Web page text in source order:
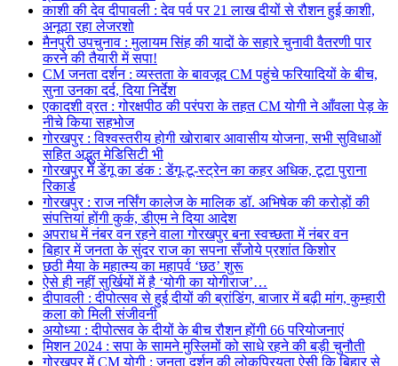
काशी की देव दीपावली : देव पर्व पर 21 लाख दीयों से रौशन हुई काशी,
अनूठा रहा लेजरशो
मैनपुरी उपचुनाव : मुलायम सिंह की यादों के सहारे चुनावी वैतरणी पार
करने की तैयारी में सपा!
CM जनता दर्शन : व्यस्तता के बावजूद CM पहुंचे फरियादियों के बीच,
सुना उनका दर्द, दिया निर्देश
एकादशी व्रत : गोरक्षपीठ की परंपरा के तहत CM योगी ने आँवला पेड़ के
नीचे किया सहभोज
गोरखपुर : विश्वस्तरीय होगी खोराबार आवासीय योजना, सभी सुविधाओं
सहित अद्भुत मेडिसिटी भी
गोरखपुर में डेंगू का डंक : डेंगू-टू-स्ट्रेन का कहर अधिक, टूटा पुराना
रिकार्ड
गोरखपुर : राज नर्सिंग कालेज के मालिक डॉ. अभिषेक की करोड़ों की
संपत्तियां होंगी कुर्क, डीएम ने दिया आदेश
अपराध में नंबर वन रहने वाला गोरखपुर बना स्वच्छता में नंबर वन
बिहार में जनता के सुंदर राज का सपना सँजोये प्रशांत किशोर
छठी मैया के महात्म्य का महापर्व ‘छठ’ शुरू
ऐसे ही नहीं सुर्खियों में है ‘योगी का योगीराज’…
दीपावली : दीपोत्सव से हुई दीयों की ब्रांडिंग, बाजार में बढ़ी मांग, कुम्हारी
कला को मिली संजीवनी
अयोध्या : दीपोत्सव के दीयों के बीच रौशन होंगी 66 परियोजनाएं
मिशन 2024 : सपा के सामने मुस्लिमों को साधे रहने की बड़ी चुनौती
गोरखपुर में CM योगी : जनता दर्शन की लोकप्रियता ऐसी कि बिहार से